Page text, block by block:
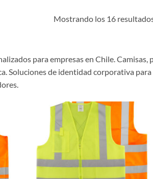
Mostrando los 16
para empresas en Chile. Camisas,
Soluciones de identidad corporativa